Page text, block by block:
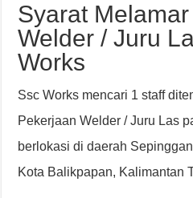
Syarat
Welder / Juru
Works
Ssc Works mencari 1 staff
Pekerjaan Welder / Juru Las
berlokasi di daerah
Kota Balikpapan, Kalimantan